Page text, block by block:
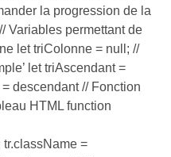
la progression de la
Variables permettant de
let triColonne = null; //
let triAscendant =
descendant // Fonction
HTML function
tr.className =